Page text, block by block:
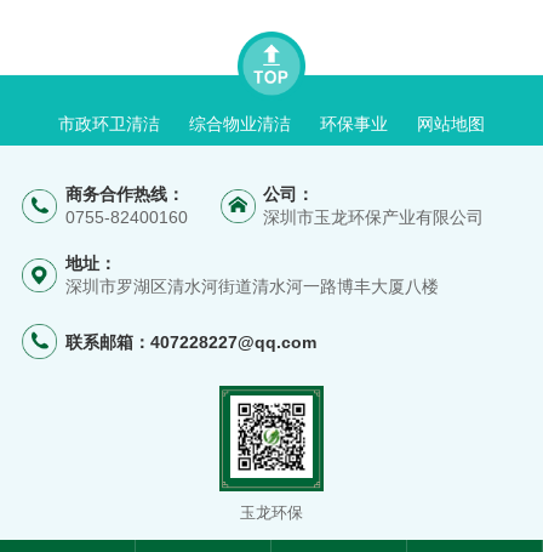
市政环卫清洁 综合物业清洁 环保事业 网站地图
商务合作热线：
0755-82400160
公司：
深圳市玉龙环保产业有限公司
地址：
深圳市罗湖区清水河街道清水河一路博丰大厦八楼
联系邮箱： 407228227@qq.com
玉龙环保